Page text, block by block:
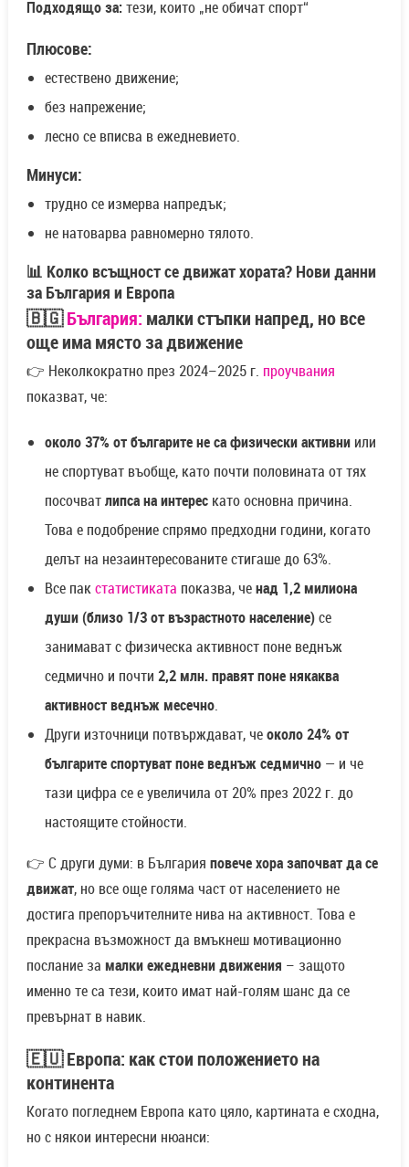
Подходящо за:тези, които „не обичат спорт“
Плюсове:
естествено движение;
без напрежение;
лесно се вписва в ежедневието.
Минуси:
трудно се измерва напредък;
не натоварва равномерно тялото.
📊 Колко всъщност се движат хората? Нови данни
за България и Европа
🇧🇬България: малки стъпки напред, но все
още има място за движение
👉 Неколкократно през 2024–2025 г. проучвания
показват, че:
около 37% от българите не са физически активниили
не спортуват въобще, като почти половината от тях
посочватлипса на интерескато основна причина.
Това е подобрение спрямо предходни години, когато
делът на незаинтересованите стигаше до 63%.
Все пакстатистиката показва, ченад 1,2 милиона
души (близо 1/3 от възрастното население)се
занимават с физическа активност поне веднъж
седмично и почти 2,2 млн. правят поне някаква
активност веднъж месечно.
Други източници потвърждават, чеоколо 24% от
българите спортуват поне веднъж седмично— и че
тази цифра се е увеличила от 20% през 2022 г. до
настоящите стойности.
👉 С други думи: в България повече хора започват да се
движат, но все още голяма част от населението не
достига препоръчителните нива на активност. Това е
прекрасна възможност да вмъкнеш мотивационно
послание за малки ежедневни движения – защото
именно те са тези, които имат най-голям шанс да се
превърнат в навик.
🇪🇺 Европа: как стои положението на
континента
Когато погледнем Европа като цяло, картината е сходна,
но с някои интересни нюанси: